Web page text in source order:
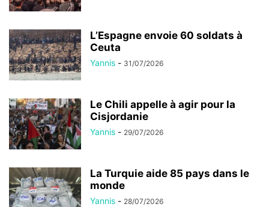
L’Espagne envoie 60 soldats à
Ceuta
Yannis - 31/07/2026
Le Chili appelle à agir pour la
Cisjordanie
Yannis - 29/07/2026
La Turquie aide 85 pays dans le
monde
Yannis - 28/07/2026